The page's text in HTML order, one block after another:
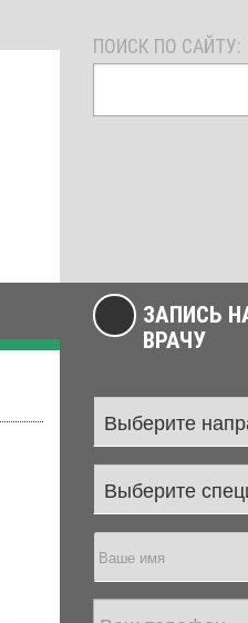
ПОИСК ПО САЙТУ:
ЗАПИСЬ
ВРАЧУ